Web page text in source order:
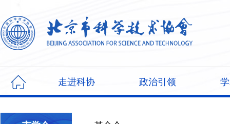
走进科协 政治引领